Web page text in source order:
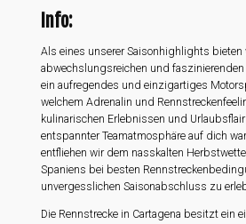
Info:
Als eines unserer Saisonhighlights bieten
abwechslungsreichen und faszinierenden
ein aufregendes und einzigartiges
welchem Adrenalin und
kulinarischen Erlebnissen und
entspannter Teamatmosphäre auf dich
entfliehen wir dem nasskalten
Spaniens bei besten
unvergesslichen Saisonabschluss zu
Die Rennstrecke in Cartagena besitzt ein